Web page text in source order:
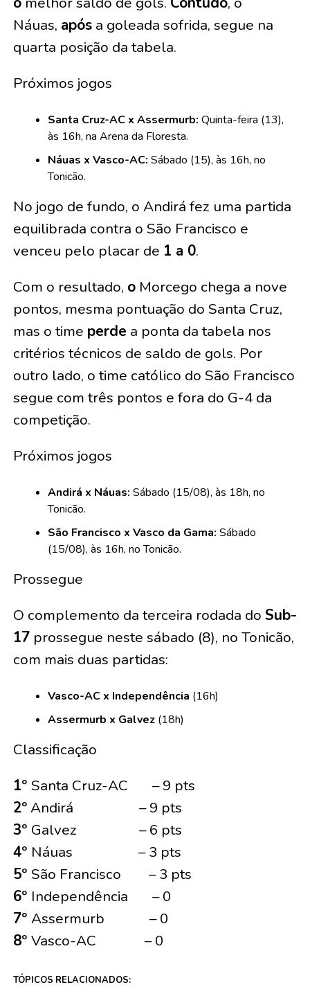
Náuas, apósa goleada sofrida, segue na
quarta posição da tabela.
Próximos jogos
Santa Cruz-AC x Assermurb: Quinta-feira (13),
às 16h, na Arena da Floresta.
Náuas x Vasco-AC: Sábado (15), às 16h, no
Tonicão.
No jogo de fundo, o Andirá fez uma partida
equilibrada contra o São Francisco e
venceu pelo placar de 1 a 0.
Com o resultado, oMorcego chega a nove
pontos, mesma pontuação do Santa Cruz,
mas o time perde a ponta da tabela nos
critérios técnicos de saldo de gols. Por
outro lado, o time católico do São Francisco
segue com três pontos e fora do G-4 da
competição.
Próximos jogos
Andirá x Náuas: Sábado (15/08), às 18h, no
Tonicão.
São Francisco x Vasco da Gama: Sábado
(15/08), às 16h, no Tonicão.
Prossegue
O complemento da terceira rodada do Sub-
17prossegue neste sábado (8), no Tonicão,
com mais duas partidas:
Vasco-AC x Independência (16h)
Assermurb x Galvez(18h)
Classificação
1º Santa Cruz-AC – 9 pts
2ºAndirá – 9 pts
3º Galvez – 6 pts
4º Náuas – 3 pts
5º São Francisco – 3 pts
6º Independência – 0
7º Assermurb – 0
8º Vasco-AC – 0
TÓPICOS RELACIONADOS: